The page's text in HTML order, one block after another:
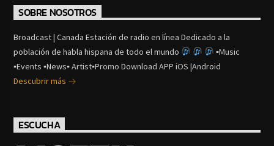
SOBRE NOSOTROS
Broadcast | Canada Estación de radio en línea Dedicado a la
población de habla hispana de todo el mundo
▪Music
▪Events ▪News▪ Artist▪Promo Download APP iOS |Android
Descubrir más
ESCUCHA